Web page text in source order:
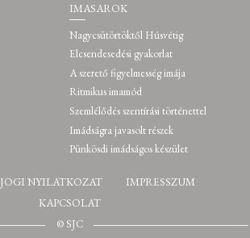
IMASAROK
Nagycsütörtöktől Húsvétig
Elcsendesedési gyakorlat
A szerető figyelmesség imája
Ritmikus imamód
Szemlélődés szentírási történettel
Imádságra javasolt részek
Pünkösdi imádságos készület
JOGI NYILATKOZAT
IMPRESSZUM
KAPCSOLAT
© SJC